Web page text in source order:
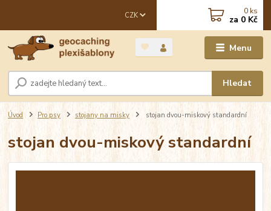
Menu
CZK
Hledat
0 ks
za 0 Kč
Úvod Pro psy stojany na misky stojan dvou-miskový standardní
stojan dvou-miskový standardní